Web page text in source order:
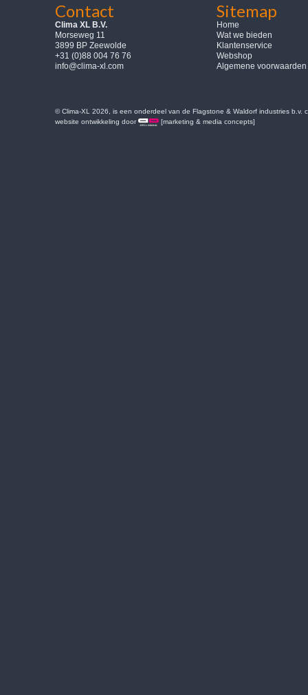
Contact
Clima XL B.V.
Morseweg 11
3899 BP Zeewolde
+31 (0)88 004 76 76
info@clima-xl.com
Sitemap
Home
Wat we bieden
Klantenservice
Webshop
Algemene voorwaarden
© Clima-XL 2026, is een onderdeel van de Flagstone & Waldorf industries b.v.
website ontwikkeling door
[marketing & media concepts]